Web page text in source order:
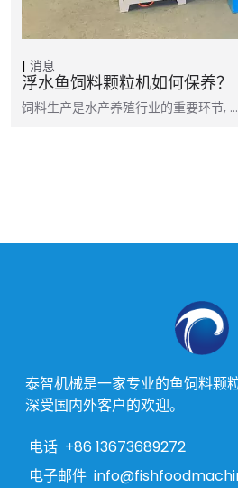
消息
浮水鱼饲料颗粒机如何保养？
饲料生产是水产养殖行业的重要环节, …
泰智机械是一家专业的鱼饲料颗
深受国内外客户的欢迎。
电话 +86 13673689272
电子邮件